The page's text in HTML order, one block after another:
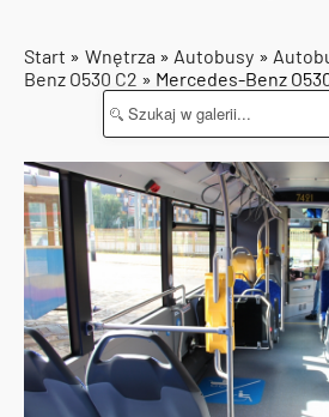
Start » Wnętrza » Autobusy »
Benz O530 C2 » Mercedes-Benz